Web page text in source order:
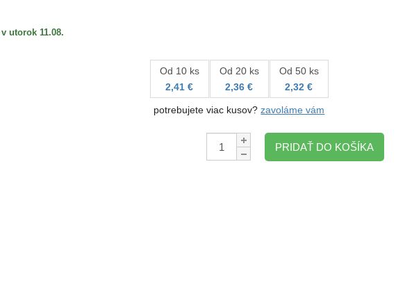
utorok 11.08.
Od 10 ks
2,41 €
Od 20 ks
2,36 €
Od 50 ks
2,32 €
potrebujete viac kusov?zavoláme vám
Množstvo:
PRIDAŤ DO KOŠÍKA